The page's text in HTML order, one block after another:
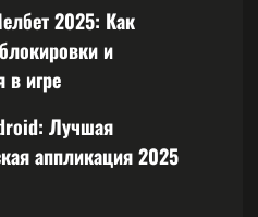
2025: Как
и
в игре
Лучшая
аппликация 2025